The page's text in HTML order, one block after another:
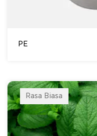
PE
Rasa Biasa